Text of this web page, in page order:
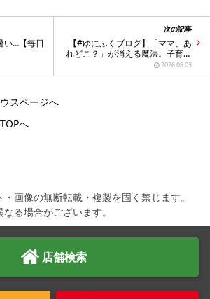
コラボ情報
い…【毎日
次の記事
【#ゆにふくブログ】「ママ、あ
れどこ？」が消える魔法。子育て
家族が今、あえて「平屋」を選ぶ
理由／福島の注文住宅【毎日投稿
2026.08.03
スページへ
へ
画像の無断転載・複製を固く禁じます。
る場合がございます。
店舗検索